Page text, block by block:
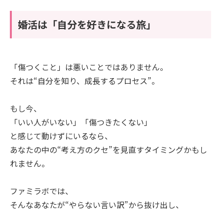
婚活は「自分を好きになる旅」
「傷つくこと」は悪いことではありません。
それは“自分を知り、成長するプロセス”。
もし今、
「いい人がいない」「傷つきたくない」
と感じて動けずにいるなら、
あなたの中の“考え方のクセ”を見直すタイミングかもし
れません。
ファミラボでは、
そんなあなたが“やらない言い訳”から抜け出し、